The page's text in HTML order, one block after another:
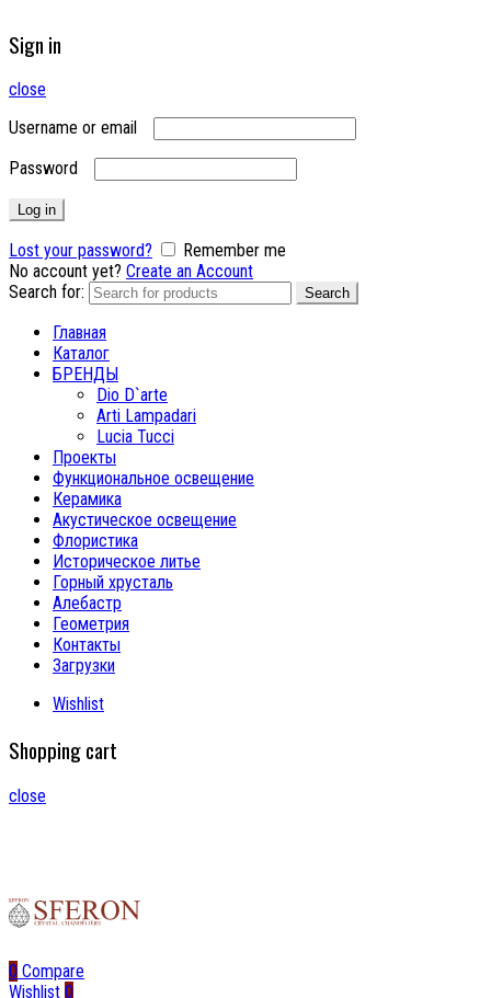
Sign in
close
Username or email
Password
Log in
Lost your password?
Remember me
No account yet? Create an Account
Search for:
Search
Главная
Каталог
БРЕНДЫ
Dio D`arte
Arti Lampadari
Lucia Tucci
Проекты
Функциональное освещение
Керамика
Акустическое освещение
Флористика
Историческое литье
Горный хрусталь
Алебастр
Геометрия
Контакты
Загрузки
Wishlist
Shopping cart
close
0 Compare
Wishlist 0